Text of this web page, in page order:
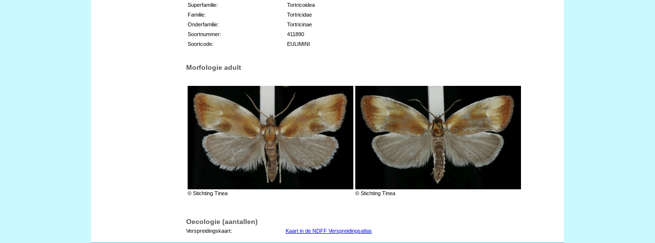
Superfamilie:
Tortricoidea
Familie:
Tortricidae
Onderfamilie:
Tortricinae
Soortnummer:
411890
Soortcode:
EULIMINI
Morfologie adult
© Stichting Tinea © Stichting Tinea
Oecologie (aantallen)
Verspreidingskaart: Kaart in de NDFF Verspreidingsatlas